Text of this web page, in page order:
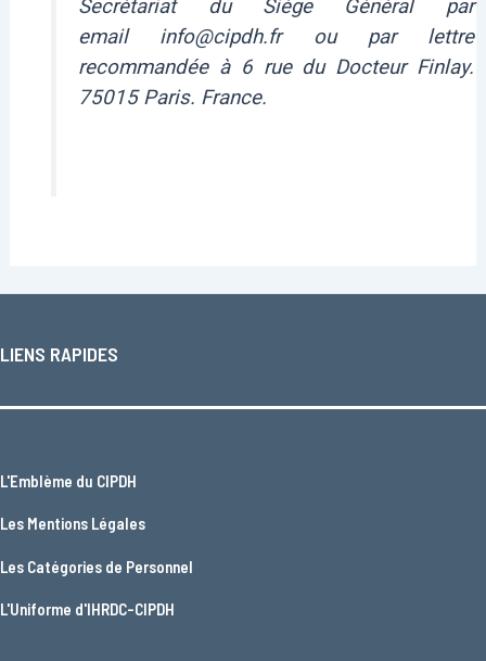
Secrétariat du Siège Général par
email info@cipdh.fr ou par lettre
recommandée à 6 rue du Docteur Finlay.
75015 Paris. France.
LIENS RAPIDES
L'Emblème du CIPDH
Les Mentions Légales
Les Catégories de Personnel
L'Uniforme d'IHRDC-CIPDH